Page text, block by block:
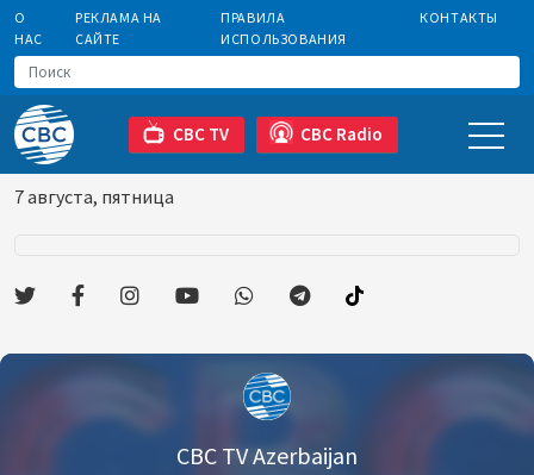
О
НАС
РЕКЛАМА НА
САЙТЕ
ПРАВИЛА
ИСПОЛЬЗОВАНИЯ
КОНТАКТЫ
CBC TV CBC Radio
7 августа, пятница
CBC TV Azerbaijan